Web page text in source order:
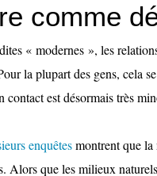
comme
« modernes », les
la plupart des gens, cela
contact est désormais très
enquêtesmontrent que la
Alors que les milieux